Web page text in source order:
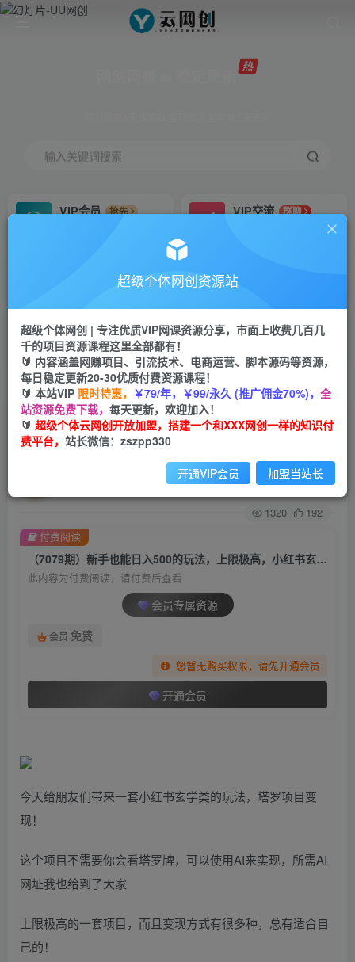
输入关键词搜索
VIP会员
抢先
VIP交流
群聊
研究探讨更多创业项目路子。
会员专属推广链接
招募站长
挂机
项目
脚本卡密
APP下载
GO
首页 创业课程 会员专属 正文
（7079期）新手也能日入500的玩法，上限极高，
小红书玄学玩法，塔罗项目变现大揭秘
关注 私信
1320 192
（7079期）新手也能日入500的玩法，上限极高，小红书玄学玩法，塔罗项目变现大揭秘
此内容为付费阅读，请付费后查看
会员专属资源
会员 免费
您暂无购买权限，请先开通会员
开通会员
付费阅读
今天给朋友们带来一套小红书玄学类的玩法，塔罗项目变
现！
这个项目不需要你会看塔罗牌，可以使用AI来实现，所需AI
网址我也给到了大家
上限极高的一套项目，而且变现方式有很多种，总有适合自
己的！
超级个体网创资源站
超级个体网创 | 专注优质VIP网课资源分享，市面上收费几百几
千的项目资源课程这里全部都有！
🔰 内容涵盖网赚项目、引流技术、电商运营、脚本源码等资源，
每日稳定更新20-30优质付费资源课程！
🔰 本站VIP 限时特惠， ￥79/年，￥99/永久 (推广佣金70%)， 全
站资源免费下载， 每天更新，欢迎加入！
🔰 超级个体云网创开放加盟，搭建一个和XXX网创一样的知识付
费平台， 站长微信：zszpp330
开通VIP会员 加盟当站长